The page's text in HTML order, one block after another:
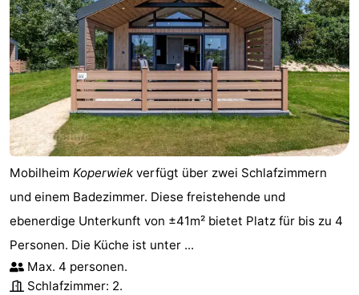
Mobilheim Koperwiek verfügt über zwei Schlafzimmern
und einem Badezimmer. Diese freistehende und
ebenerdige Unterkunft von ±41m² bietet Platz für bis zu 4
Personen. Die Küche ist unter ...
Max. 4 personen.
Schlafzimmer: 2.